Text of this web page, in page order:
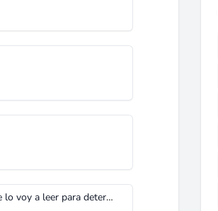
En cuanto a calidad de texto y gráficos, excelente. Posteriormente lo voy a leer para determinar la calidad de la información que por lo poco que he leído, pues lo acabo de bajar, está muy bien. Gracias